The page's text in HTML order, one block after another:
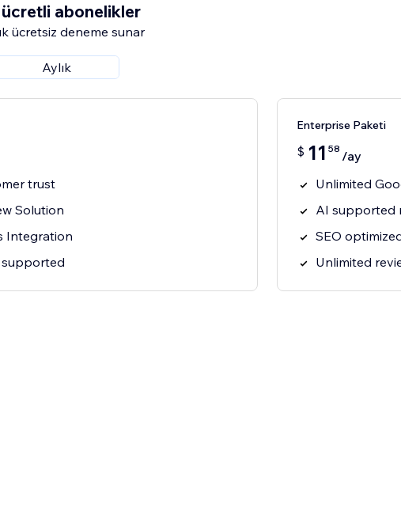
ücretli abonelikler
ücretsiz deneme sunar
Aylık
trust
Solution
Integration
Enterprise Paketi
$ 11 58 /ay
Unlimited
AI supported
SEO
Unlimited